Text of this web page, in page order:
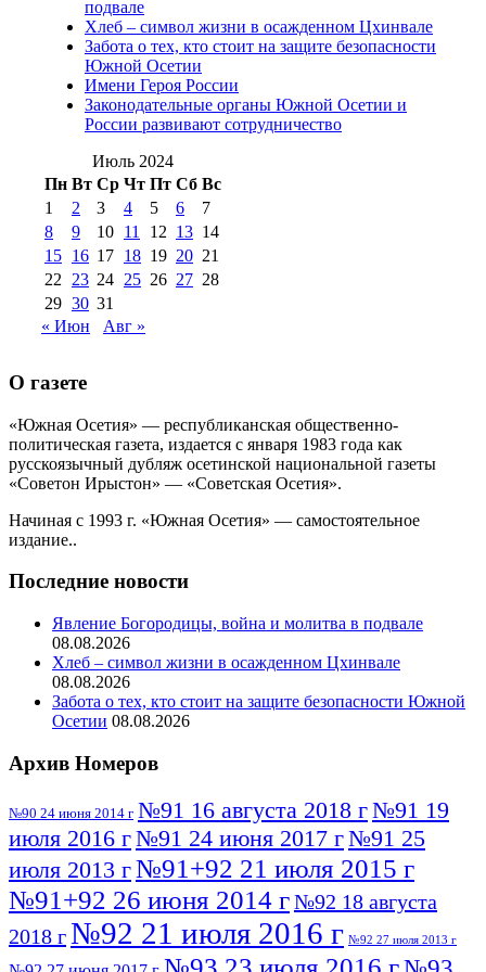
(15)№98 1 августа 2015 г
августа 2016 г(10)№98 5 июля 2014 г(10)
№98 8 августа 2013 г
августа 2012 г(14) №98+99 11 июля
2017 г(9)
№99 4 августа
2016 г(12) №99 8 июля 2014 г
августа 2012 г(11)
августа 2013 г (12)
подвале
Хлеб – символ жизни в осажденном Цхинвале
Забота о тех, кто стоит на защите безопасности
Южной Осетии
Имени Героя России
Законодательные органы Южной Осетии и
России развивают сотрудничество
Июль 2024
Пн Вт Ср Чт Пт Сб Вс
1
2 3 4 5 6
7
8
9 10 11 12 13 14
15 16 17 18 19 20 21
22
23 24 25 26 27 28
29 30 31
« Июн
Авг »
О газете
«Южная Осетия» — республиканская общественно-
политическая газета, издается с января 1983 года как
русскоязычный дубляж осетинской национальной газеты
«Советон Ирыстон» — «Советская Осетия».
Начиная с 1993 г. «Южная Осетия» — самостоятельное
издание..
Последние новости
Явление Богородицы, война и молитва в подвале
08.08.2026
Хлеб – символ жизни в осажденном Цхинвале
08.08.2026
Забота о тех, кто стоит на защите безопасности Южной
Осетии 08.08.2026
Архив Номеров
№90 24 июня 2014 г №91 16 августа 2018 г№91 19
июля 2016 г№91 24 июня 2017 г№91 25
июля 2013 г№91+92 21 июля 2015 г
№91+92 26 июня 2014 г№92 18 августа
2018 г№92 21 июля 2016 г №92 27 июля 2013 г